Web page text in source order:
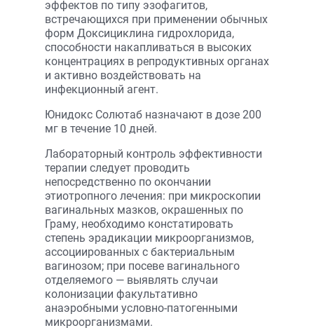
эффектов по типу эзофагитов,
встречающихся при применении обычных
форм Доксициклина гидрохлорида,
способности накапливаться в высоких
концентрациях в репродуктивных органах
и активно воздействовать на
инфекционный агент.
Юнидокс Солютаб назначают в дозе 200
мг в течение 10 дней.
Лабораторный контроль эффективности
терапии следует проводить
непосредственно по окончании
этиотропного лечения: при микроскопии
вагинальных мазков, окрашенных по
Граму, необходимо констатировать
степень эрадикации микроорганизмов,
ассоциированных с бактериальным
вагинозом; при посеве вагинального
отделяемого — выявлять случаи
колонизации факультативно
анаэробными условно-патогенными
микроорганизмами.